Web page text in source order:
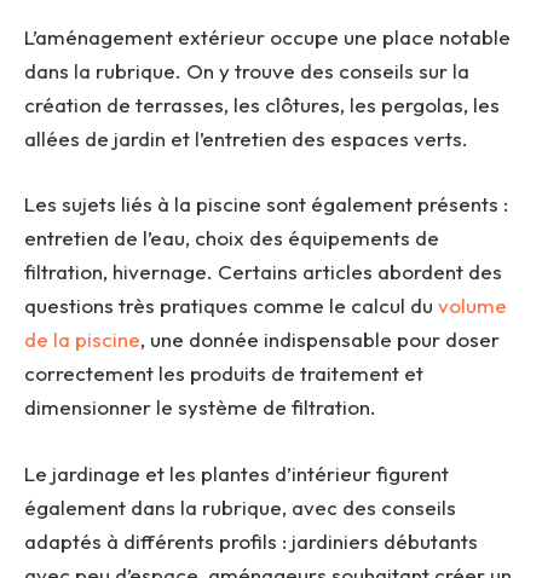
L’aménagement extérieur occupe une place notable
dans la rubrique. On y trouve des conseils sur la
création de terrasses, les clôtures, les pergolas, les
allées de jardin et l’entretien des espaces verts.
Les sujets liés à la piscine sont également présents :
entretien de l’eau, choix des équipements de
filtration, hivernage. Certains articles abordent des
questions très pratiques comme le calcul du volume
de la piscine, une donnée indispensable pour doser
correctement les produits de traitement et
dimensionner le système de filtration.
Le jardinage et les plantes d’intérieur figurent
également dans la rubrique, avec des conseils
adaptés à différents profils : jardiniers débutants